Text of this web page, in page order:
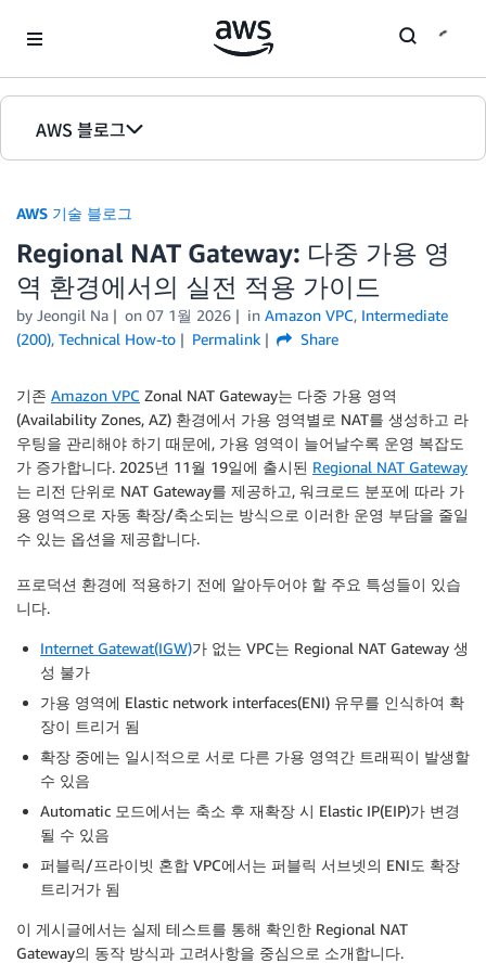
AWS 블로그
홈
에디션
AWS 기술 블로그
Regional NAT Gateway: 다중 가용 영
역 환경에서의 실전 적용 가이드
by Jeongil Na on 07 1월 2026 in Amazon VPC, Intermediate
(200), Technical How-to Permalink Share
기존 Amazon VPC Zonal NAT Gateway는 다중 가용 영역
(Availability Zones, AZ) 환경에서 가용 영역별로 NAT를 생성하고 라
우팅을 관리해야 하기 때문에, 가용 영역이 늘어날수록 운영 복잡도
가 증가합니다. 2025년 11월 19일에 출시된 Regional NAT Gateway
는 리전 단위로 NAT Gateway를 제공하고, 워크로드 분포에 따라 가
용 영역으로 자동 확장/축소되는 방식으로 이러한 운영 부담을 줄일
수 있는 옵션을 제공합니다.
프로덕션 환경에 적용하기 전에 알아두어야 할 주요 특성들이 있습
니다.
Internet Gatewat(IGW)가 없는 VPC는 Regional NAT Gateway 생
성 불가
가용 영역에 Elastic network interfaces(ENI) 유무를 인식하여 확
장이 트리거 됨
확장 중에는 일시적으로 서로 다른 가용 영역간 트래픽이 발생할
수 있음
Automatic 모드에서는 축소 후 재확장 시 Elastic IP(EIP)가 변경
될 수 있음
퍼블릭/프라이빗 혼합 VPC에서는 퍼블릭 서브넷의 ENI도 확장
트리거가 됨
이 게시글에서는 실제 테스트를 통해 확인한 Regional NAT
Gateway의 동작 방식과 고려사항을 중심으로 소개합니다.